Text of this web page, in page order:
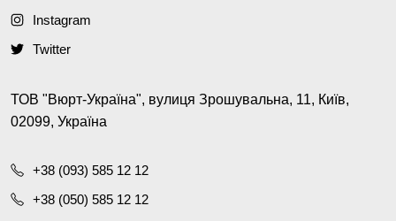
Instagram
Twitter
ТОВ "Вюрт-Україна", вулиця Зрошувальна, 11, Київ,
02099, Україна
+38 (093) 585 12 12
+38 (050) 585 12 12